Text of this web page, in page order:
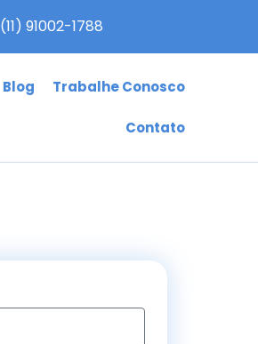
(11) 91002-1788
Blog Trabalhe Conosco
Contato